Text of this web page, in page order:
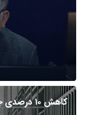
کاهش ۱۰ درصدی جمعیت کیفری زندان‌های بوشهر